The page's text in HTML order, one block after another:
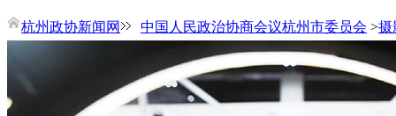
杭州政协新闻网 中国人民政治协商会议杭州市委员会 >摄